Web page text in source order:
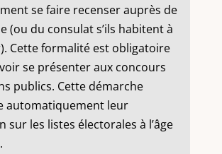
se faire recenser auprès de
(ou du consulat s’ils habitent à
Cette formalité est obligatoire
se présenter aux concours
publics. Cette démarche
automatiquement leur
sur les listes électorales à l’âge